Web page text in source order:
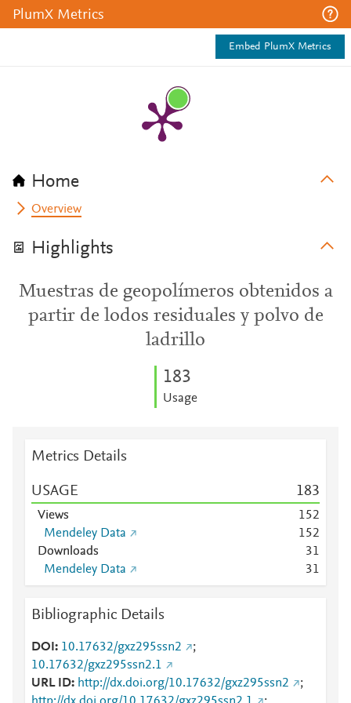
PlumX Metrics
Embed PlumX Metrics
Home
Overview
Highlights
Muestras de geopolímeros obtenidos a
partir de lodos residuales y polvo de
ladrillo
183
Usage
Metrics Details
USAGE 183
Views 152
Mendeley Data
152
Downloads
31
Mendeley Data
31
Bibliographic Details
DOI 10.17632/gxz295ssn2
;
10.17632/gxz295ssn2.1
URL ID
http://dx.doi.org/10.17632/gxz295ssn2
;